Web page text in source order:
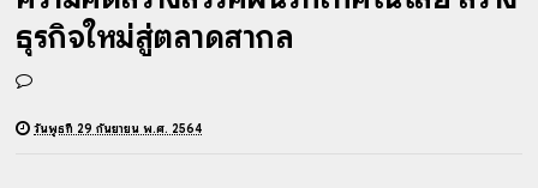
ธุรกิจใหม่สู่ตลาดสากล
วันพุธที่ 29 กันยายน พ.ศ. 2564